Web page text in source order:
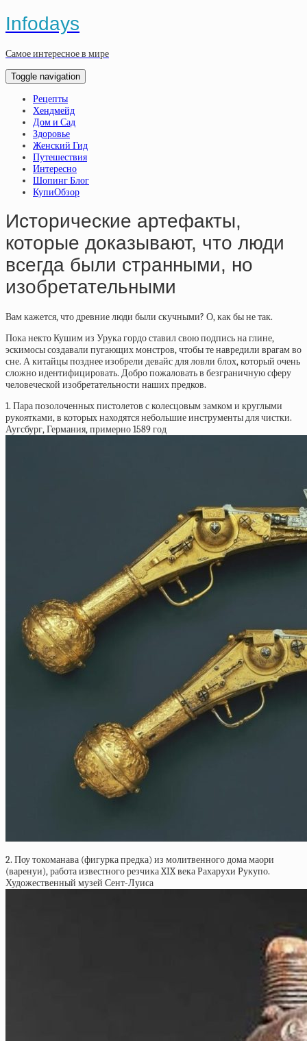
Infodays
Самое интересное в мире
Toggle navigation
Рецепты
Хендмейд
Дом и Сад
Здоровье
Женский Гид
Путешествия
Интересно
Шопинг Блог
КупиОбзор
Исторические артефакты,
которые доказывают, что люди
всегда были странными, но
изобретательными
Вам кажется, что древние люди были скучными? О, как бы не так.
Пока некто Кушим из Урука гордо ставил свою подпись на глине,
эскимосы создавали пугающих монстров, чтобы те навредили врагам во
сне. А китайцы позднее изобрели девайс для ловли блох, который очень
сложно идентифицировать. Добро пожаловать в безграничную сферу
человеческой изобретательности наших предков.
1. Пара позолоченных пистолетов с колесцовым замком и круглыми
рукоятками, в которых находятся небольшие инструменты для чистки.
Аугсбург, Германия, примерно 1589 год
2. Поу токоманава (фигурка предка) из молитвенного дома маори
(варенуи), работа известного резчика XIX века Рахарухи Рукупо.
Художественный музей Сент-Луиса